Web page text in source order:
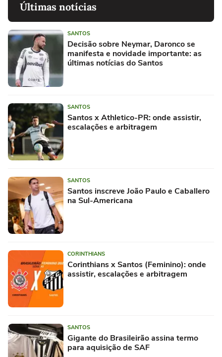
Últimas notícias
SANTOS
Decisão sobre Neymar, Daronco se
manifesta e novidade importante: as
últimas notícias do Santos
SANTOS
Santos x Athletico-PR: onde assistir,
escalações e arbitragem
SANTOS
Santos inscreve João Paulo e Caballero
na Sul-Americana
CORINTHIANS
Corinthians x Santos (Feminino): onde
assistir, escalações e arbitragem
SANTOS
Gigante do Brasileirão assina termo
para aquisição de SAF